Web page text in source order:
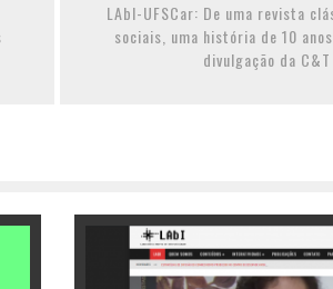
LAbI-UFSCar: De uma revista
sociais, uma história de 10
divulgação da C&T